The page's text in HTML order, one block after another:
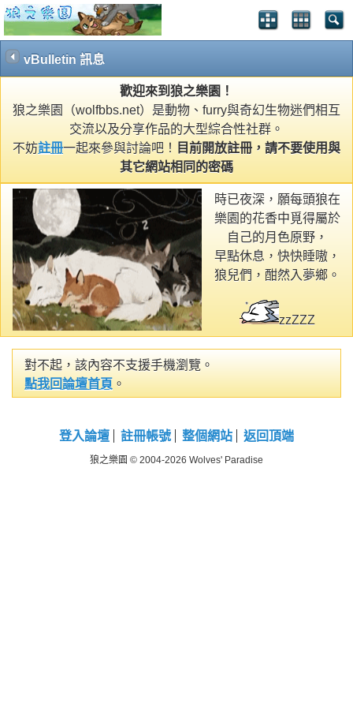
vBulletin 訊息
歡迎來到狼之樂園！
狼之樂園（wolfbbs.net）是動物、furry與奇幻生物迷們相互
交流以及分享作品的大型綜合性社群。
不妨註冊一起來參與討論吧！
目前開放註冊，請不要使用與
其它網站相同的密碼
時已夜深，願每頭狼在
樂園的花香中覓得屬於
自己的月色原野，
早點休息，快快睡嗷，
狼兒們，酣然入夢鄉。
zzZZZ
對不起，該內容不支援手機瀏覽。
點我回論壇首頁 。
登入論壇 註冊帳號 整個網站 返回頂端
狼之樂園 © 2004-2026 Wolves' Paradise